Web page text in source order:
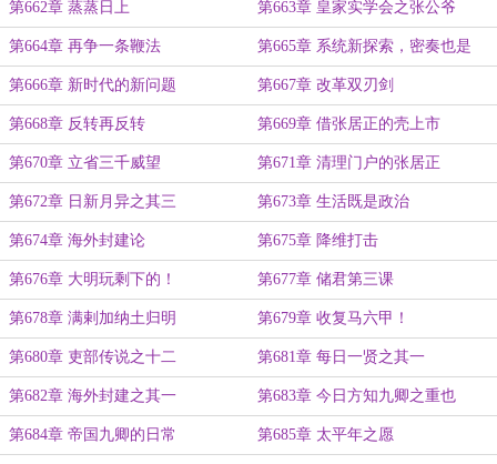
第662章 蒸蒸日上 第663章 皇家实学会之张公爷
第664章 再争一条鞭法 第665章 系统新探索，密奏也是
奏！
第666章 新时代的新问题 第667章 改革双刃剑
第668章 反转再反转 第669章 借张居正的壳上市
第670章 立省三千威望 第671章 清理门户的张居正
第672章 日新月异之其三 第673章 生活既是政治
第674章 海外封建论 第675章 降维打击
第676章 大明玩剩下的！ 第677章 储君第三课
第678章 满剌加纳土归明 第679章 收复马六甲！
第680章 吏部传说之十二 第681章 每日一贤之其一
第682章 海外封建之其一 第683章 今日方知九卿之重也
第684章 帝国九卿的日常 第685章 太平年之愿